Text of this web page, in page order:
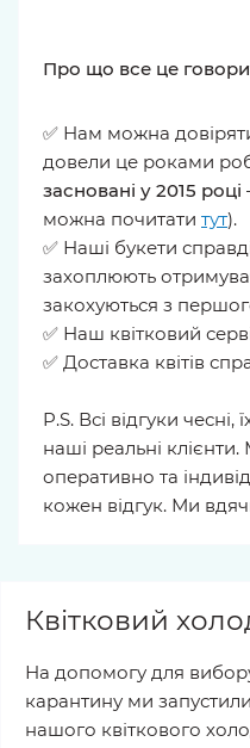
Про що все це
✅ Нам можна
довели це роками
засновані у 2015 році
можна почитати тут).
✅ Наші букети
захоплюють
закохуються з
✅ Наш квітковий
✅ Доставка квітів
P.S. Всі відгуки
наші реальні
оперативно та
кожен відгук. Ми
Квітковий
На допомогу для вибору
карантину ми
нашого квіткового